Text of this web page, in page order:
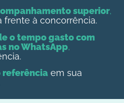
superior,
frente à concorrência.
o tempo gasto com
no WhatsApp,
referência em sua